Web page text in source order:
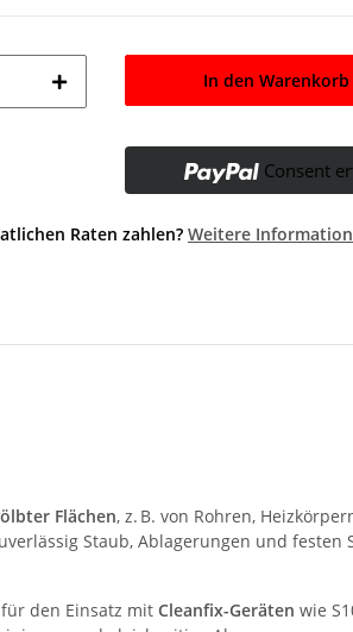
In den Warenkorb
Consent
Raten zahlen? Weitere
Flächen, z. B. von Rohren,
Staub, Ablagerungen und festen
den Einsatz mit Cleanfix-Geräten wie